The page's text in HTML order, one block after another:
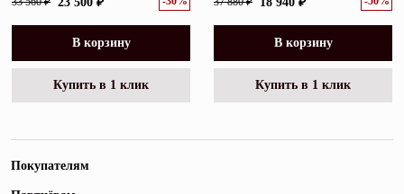
В корзину
Купить в 1 клик
В корзину
Купить в 1 клик
Покупателям